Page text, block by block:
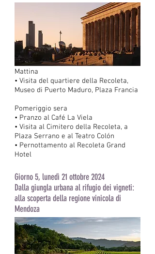
Mattina
• Visita del quartiere della Recoleta,
Museo di Puerto Maduro, Plaza Francia
Pomeriggio sera
• Pranzo al Café La Viela
• Visita al Cimitero della Recoleta, a
Plaza Serrano e al Teatro Colón
• Pernottamento al Recoleta Grand
Hotel
Giorno 5, lunedì 21 ottobre 2024
Dalla giungla urbana al rifugio dei vigneti:
alla scoperta della regione vinicola di
Mendoza